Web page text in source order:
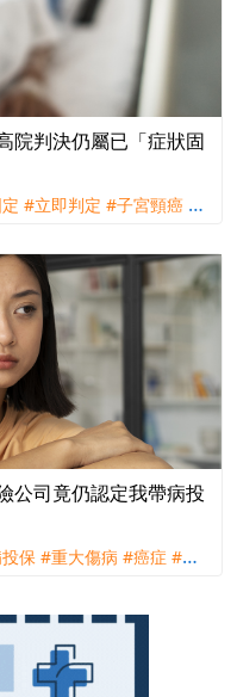
院判決仍屬已「症狀固
#立即判定 #子宮頸癌 #
公司竟仍認定我帶病投
保 #重大傷病 #癌症 #理